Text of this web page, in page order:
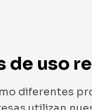
de uso
diferentes